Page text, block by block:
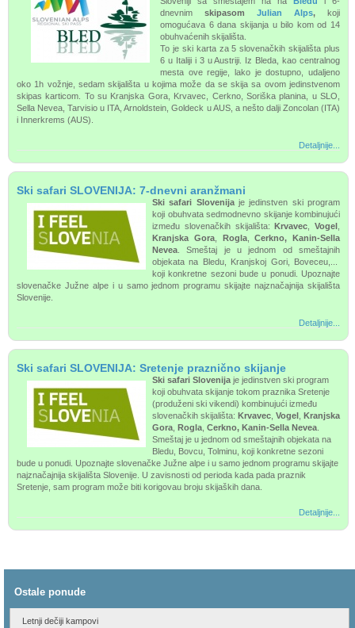
dnevnimskipasomJulian Alps, koji
omogućava 6 dana skijanja u bilo kom od 14
obuhvaćenih skijališta.
To jeski karta za 5 slovenačkih skijališta plus
6 u Italiji i 3 u Austriji.
Iz Bleda, kao centralnog
mesta ove regije, lako je dostupno,udaljeno
oko 1h vožnje, sedam skijališta u kojima može da se skija sa ovom jedinstvenom
skipas karticom. To su Kranjska Gora, Krvavec, Cerkno, Soriška planina, u SLO,
Sella Nevea, Tarvisio u ITA, Arnoldstein, Goldeck u AUS, a nešto dalji Zoncolan (ITA)
i Innerkrems (AUS).
Detaljnije...
Ski safari SLOVENIJA: 7-dnevni aranžmani
Ski safari Slovenijaje jedinstven ski program
koji obuhvata sedmodnevno skijanje kombinujući
između slovenačkih skijališta:Krvavec ,Vogel
Kranjska Gora, Rogla,Cerkno, Kanin-Sella
Nevea . Smeštaj je u jednom od smeštajnih
objekata na Bledu, Kranjskoj Gori, Boveceu,...
koji konkretne sezoni bude u ponudi. Upoznajte
slovenačke Južne alpe i u samo jednom programu skijajte najznačajnija skijališta
Slovenije.
Detaljnije...
Ski safari SLOVENIJA: Sretenje praznično skijanje
Ski safari Slovenija je jedinstven ski program
koji obuhvata skijanje tokom praznika Sretenje
(produženi ski vikendi) kombinujući između
slovenačkih skijališta: Krvavec Vogel Kranjska
Gora Rogla Cerkno, Kanin-Sella Nevea
Smeštaj je u jednom od smeštajnih objekata na
Bledu, Bovcu, Tolminu, koji konkretne sezoni
bude u ponudi. Upoznajte slovenačke Južne alpe i u samo jednom programu skijajte
najznačajnija skijališta Slovenije. U zavisnosti od perioda kada pada praznik
Sretenje, sam program može biti korigovau broju skijaških dana.
Detaljnije...
Ostale ponude
Letnji dečiji kampovi